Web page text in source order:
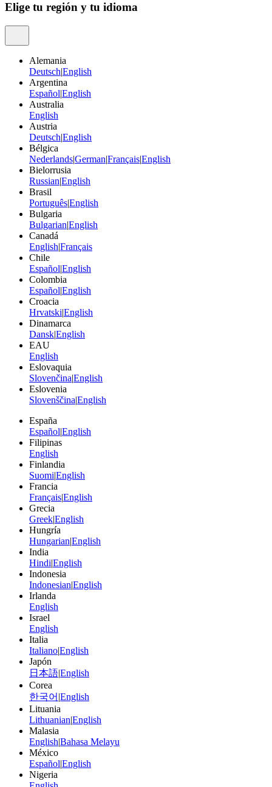
Elige tu región y tu idioma
Alemania
Deutsch|English
Argentina
Español|English
Australia
English
Austria
Deutsch|English
Bélgica
Nederlands|German|Français|English
Bielorrusia
Russian|English
Brasil
Português|English
Bulgaria
Bulgarian|English
Canadá
English|Français
Chile
Español|English
Colombia
Español|English
Croacia
Hrvatski|English
Dinamarca
Dansk|English
EAU
English
Eslovaquia
Slovenčina|English
Eslovenia
Slovenščina|English
España
Español|English
Filipinas
English
Finlandia
Suomi|English
Francia
Français|English
Grecia
Greek|English
Hungría
Hungarian|English
India
Hindi|English
Indonesia
Indonesian|English
Irlanda
English
Israel
English
Italia
Italiano|English
Japón
日本語|English
Corea
한국어 |English
Lituania
Lithuanian|English
Malasia
English|Bahasa Melayu
México
Español|English
Nigeria